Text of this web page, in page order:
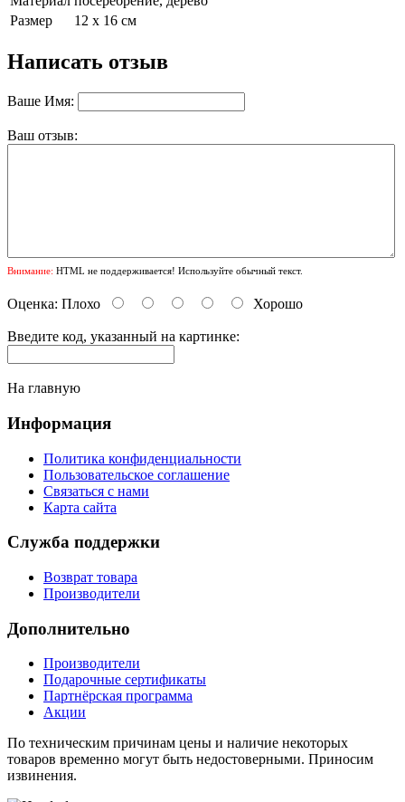
Размер
12 х 16 см
Написать отзыв
Ваше Имя:
Ваш отзыв:
Внимание: HTML не поддерживается! Используйте обычный текст.
Оценка: Плохо Хорошо
Введите код, указанный на картинке:
На главную
Информация
Политика конфиденциальности
Пользовательское соглашение
Связаться с нами
Карта сайта
Служба поддержки
Возврат товара
Производители
Дополнительно
Производители
Подарочные сертификаты
Партнёрская программа
Акции
По техническим причинам цены и наличие некоторых
товаров временно могут быть недостоверными. Приносим
извинения.